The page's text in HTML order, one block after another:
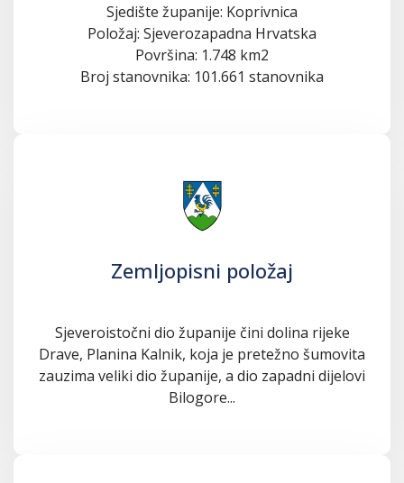
Sjedište županije: Koprivnica
Položaj: Sjeverozapadna Hrvatska
Površina: 1.748 km2
Broj stanovnika: 101.661 stanovnika
Zemljopisni položaj
Sjeveroistočni dio županije čini dolina rijeke
Drave, Planina Kalnik, koja je pretežno šumovita
zauzima veliki dio županije, a dio zapadni dijelovi
Bilogore...